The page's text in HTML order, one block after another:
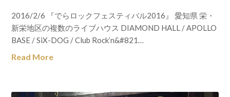
2016/2/6 『でらロックフェスティバル2016』 愛知県 栄・
新栄地区の複数のライブハウス DIAMOND HALL / APOLLO
BASE / SiX-DOG / Club Rock’n&#821…
Read More